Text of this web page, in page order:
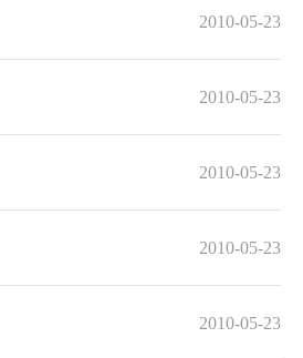
2010-05-23
2010-05-23
2010-05-23
2010-05-23
2010-05-23